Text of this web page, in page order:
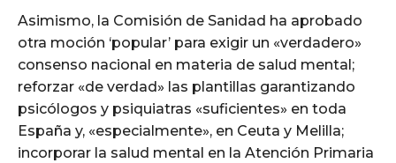
Asimismo, la Comisión de Sanidad ha aprobado
otra moción ‘popular’ para exigir un «verdadero»
consenso nacional en materia de salud mental;
reforzar «de verdad» las plantillas garantizando
psicólogos y psiquiatras «suficientes» en toda
España y, «especialmente», en Ceuta y Melilla;
incorporar la salud mental en la Atención Primaria